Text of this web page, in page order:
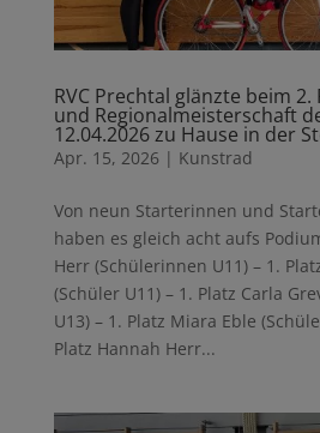
RVC Prechtal glänzte beim 2.
und Regionalmeisterschaft
12.04.2026 zu Hause in der
Apr. 15, 2026 | Kunstrad
Von neun Starterinnen und
haben es gleich acht aufs
Herr (Schülerinnen U11) – 1.
(Schüler U11) – 1. Platz Carla
U13) – 1. Platz Miara Eble
Platz Hannah Herr...